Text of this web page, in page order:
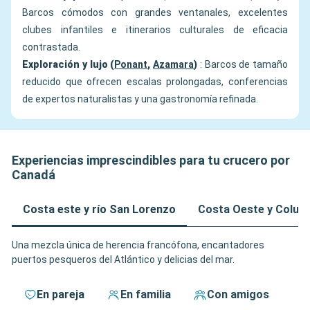
Barcos cómodos con grandes ventanales, excelentes
clubes infantiles e itinerarios culturales de eficacia
contrastada.
Exploración y lujo (Ponant, Azamara) : Barcos de tamaño
reducido que ofrecen escalas prolongadas, conferencias
de expertos naturalistas y una gastronomía refinada.
Experiencias imprescindibles para tu crucero por
Canadá
Costa este y río San Lorenzo Costa Oeste y
Una mezcla única de herencia francófona, encantadores
puertos pesqueros del Atlántico y delicias del mar.
En pareja En familia Con amigos